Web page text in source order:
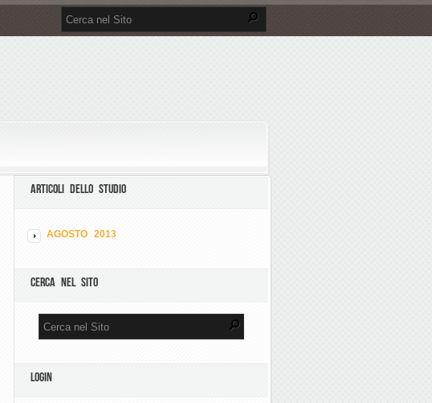
ARTICOLI DELLO STUDIO
AGOSTO 2013
CERCA NEL SITO
LOGIN